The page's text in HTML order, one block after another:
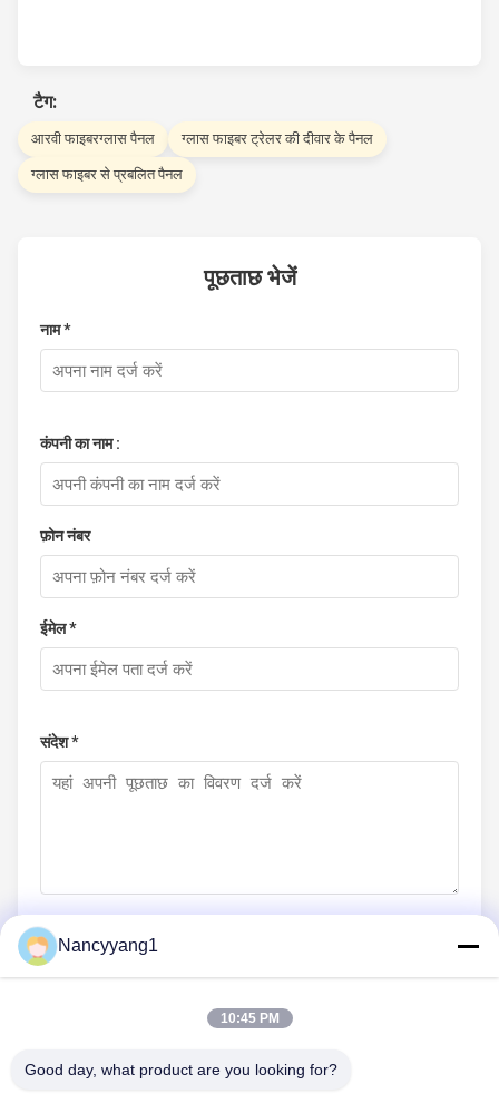
टैग:
आरवी फाइबरग्लास पैनल ग्लास फाइबर ट्रेलर की दीवार के पैनल
ग्लास फाइबर से प्रबलित पैनल
पूछताछ भेजें
नाम *
कंपनी का नाम :
फ़ोन नंबर
ईमेल *
संदेश *
हमसे संपर्क करें
Nancyyang1
10:45 PM
Good day, what product are you looking for?